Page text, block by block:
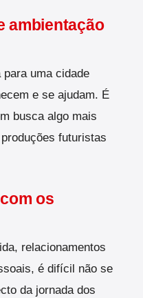
ambientação
uma cidade
e se ajudam. É
busca algo mais
futuristas
os
relacionamentos
é difícil não se
da jornada dos